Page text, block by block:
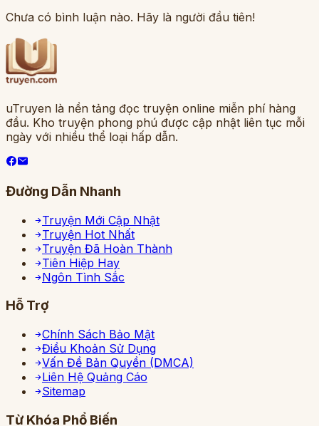
Chưa có bình luận nào. Hãy là người đầu tiên!
uTruyen là nền tảng đọc truyện online miễn phí hàng
đầu. Kho truyện phong phú được cập nhật liên tục mỗi
ngày với nhiều thể loại hấp dẫn.
Đường Dẫn Nhanh
Truyện Mới Cập Nhật
Truyện Hot Nhất
Truyện Đã Hoàn Thành
Tiên Hiệp Hay
Ngôn Tình Sắc
Hỗ Trợ
Chính Sách Bảo Mật
Điều Khoản Sử Dụng
Vấn Đề Bản Quyền (DMCA)
Liên Hệ Quảng Cáo
Sitemap
Từ Khóa Phổ Biến